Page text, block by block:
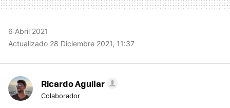
6 Abril 2021
Actualizado 28 Diciembre 2021, 11:37
Ricardo Aguilar
Colaborador